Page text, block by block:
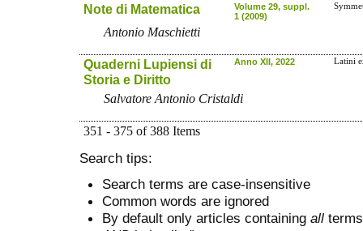
Note di Matematica
Volume 29, suppl.
1 (2009)
Antonio Maschietti
Quaderni Lupiensi di
Storia e Diritto
Anno XII, 2022 Latini
Salvatore Antonio Cristaldi
351 - 375 of 388 Items
Search tips:
Search terms are case-insensitive
Common words are ignored
By default only articles containing all